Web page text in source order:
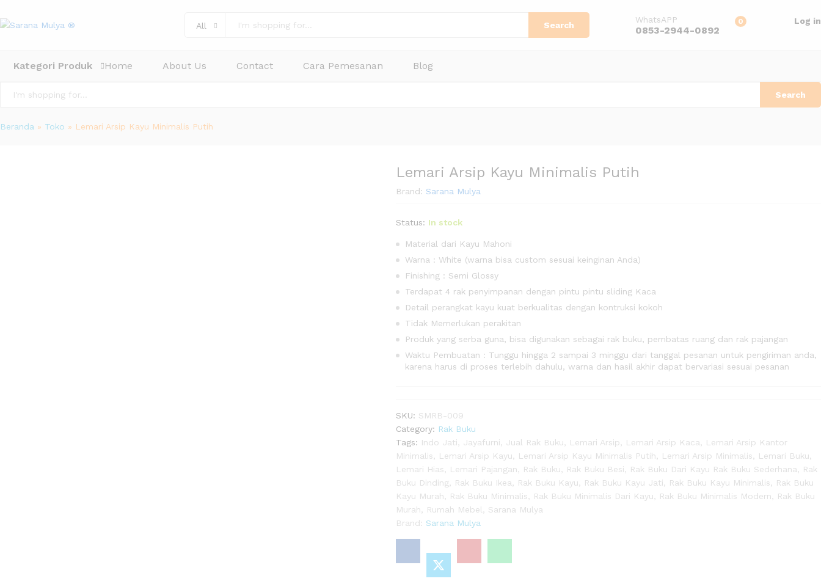
All Search
WhatsAPP
0853-2944-0892
0 Log in
Kategori Produk Home About Us Contact Cara Pemesanan Blog
Search
Beranda » Toko » Lemari Arsip Kayu Minimalis Putih
Lemari Arsip Kayu Minimalis Putih
Brand: Sarana Mulya
Status: In stock
Material dari Kayu Mahoni
Warna : White (warna bisa custom sesuai keinginan Anda)
Finishing : Semi Glossy
Terdapat 4 rak penyimpanan dengan pintu pintu sliding Kaca
Detail perangkat kayu kuat berkualitas dengan kontruksi kokoh
Tidak Memerlukan perakitan
Produk yang serba guna, bisa digunakan sebagai rak buku, pembatas ruang dan rak pajangan
Waktu Pembuatan : Tunggu hingga 2 sampai 3 minggu dari tanggal pesanan untuk pengiriman anda,
karena harus di proses terlebih dahulu, warna dan hasil akhir dapat bervariasi sesuai pesanan
SKU: SMRB-009
Category: Rak Buku
Tags: Indo Jati Jayafurni Jual Rak Buku Lemari Arsip Lemari Arsip Kaca
Lemari Arsip Kantor
Minimalis
Lemari Arsip Kayu Lemari Arsip Kayu Minimalis Putih Lemari Arsip Minimalis Lemari Buku
Lemari Hias
Lemari Pajangan Rak Buku Rak Buku Besi Rak Buku Dari Kayu Rak Buku Sederhana
Rak
Buku Dinding
Rak Buku Ikea Rak Buku Kayu Rak Buku Kayu Jati Rak Buku Kayu Minimalis
Rak Buku
Kayu Murah
Rak Buku Minimalis Rak Buku Minimalis Dari Kayu Rak Buku Minimalis Modern
Rak Buku
Murah
Rumah Mebel
Sarana Mulya
Brand: Sarana Mulya